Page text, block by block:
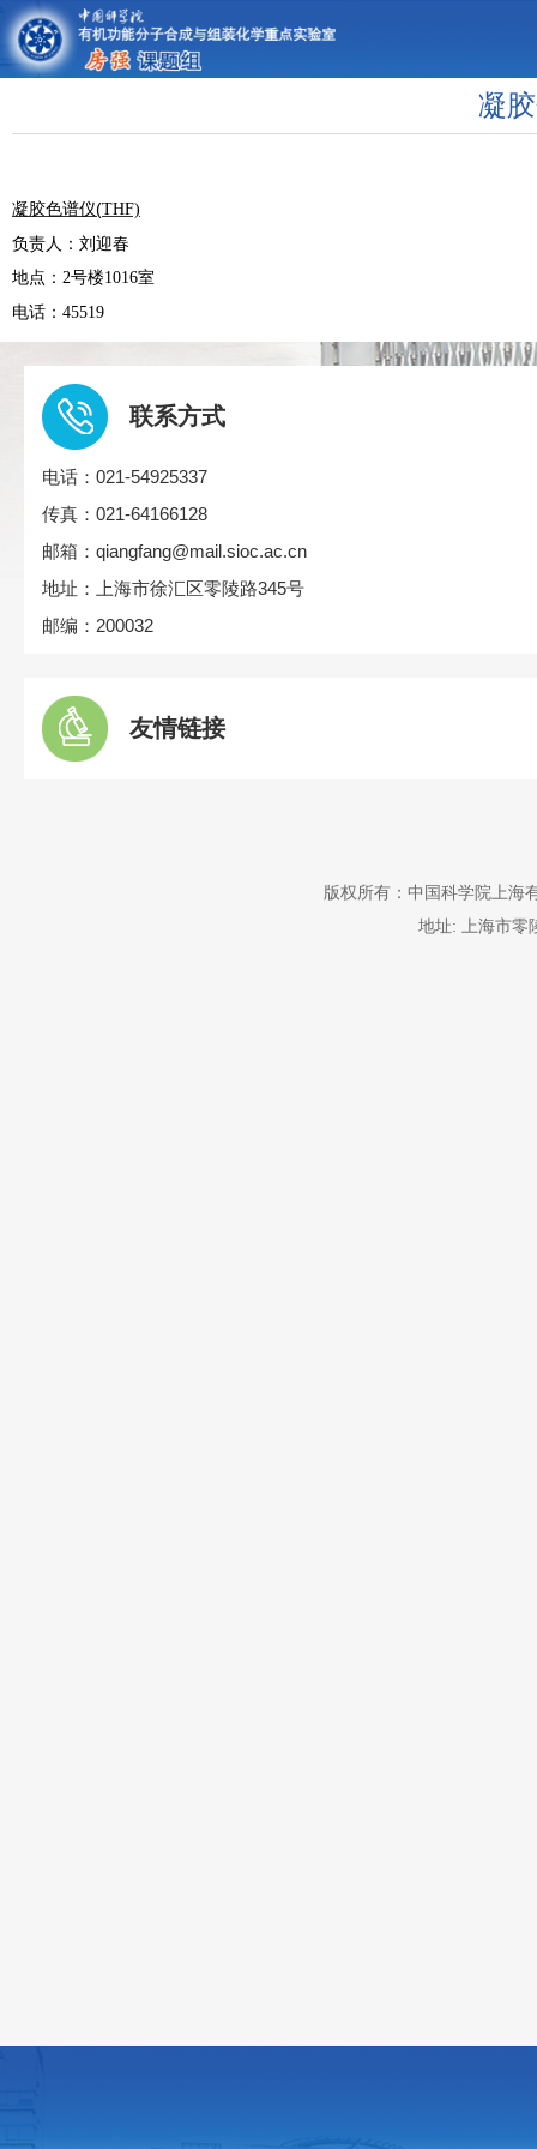
凝
凝胶色谱仪(THF)
负责人：刘迎春
地点： 2号楼1016室
电话： 45519
联系方式
电话：021-54925337
传真：021-64166128
邮箱：qiangfang@mail.sioc.ac.cn
地址：上海市徐汇区零陵路345号
邮编：200032
友情链接
版权所有：中国科学院
地址: 上海市